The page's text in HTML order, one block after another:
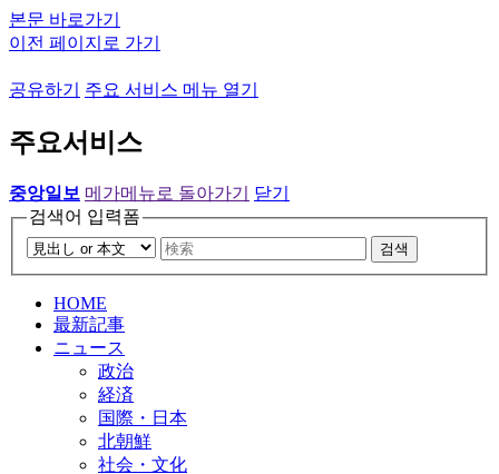
본문 바로가기
이전 페이지로 가기
공유하기 주요 서비스 메뉴 열기
주요서비스
중앙일보 메가메뉴로 돌아가기
닫기
검색어 입력폼
검색
HOME
最新記事
ニュース
政治
経済
国際・日本
北朝鮮
社会・文化